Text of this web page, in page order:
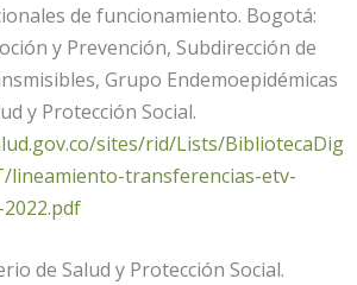
de funcionamiento. Bogotá:
y Prevención, Subdirección de
Grupo Endemoepidémicas
y Protección Social.
sites/rid/Lists/BibliotecaDig
lineamiento-transferencias-etv-
de Salud y Protección Social.